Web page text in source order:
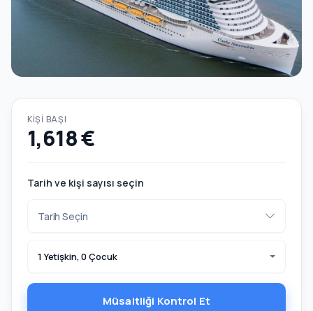
KIŞI BAŞI
1,618 €
Tarih ve kişi sayısı seçin
1 Yetişkin, 0 Çocuk
Müsaitliği Kontrol Et